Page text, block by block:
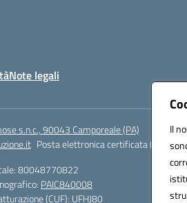
Il
Note legali
s.n.c., 90043 Camporeale (PA)
Posta elettronica certificata (PEC):
80048770822
PAIC840008
(CUF): UFHJ80